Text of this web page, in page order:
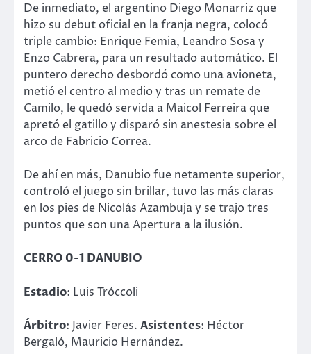
De inmediato, el argentino Diego Monarriz que
hizo su debut oficial en la franja negra, colocó
triple cambio: Enrique Femia, Leandro Sosa y
Enzo Cabrera, para un resultado automático. El
puntero derecho desbordó como una avioneta,
metió el centro al medio y tras un remate de
Camilo, le quedó servida a Maicol Ferreira que
apretó el gatillo y disparó sin anestesia sobre el
arco de Fabricio Correa.
De ahí en más, Danubio fue netamente superior,
controló el juego sin brillar, tuvo las más claras
en los pies de Nicolás Azambuja y se trajo tres
puntos que son una Apertura a la ilusión.
CERRO 0-1 DANUBIO
Estadio: Luis Tróccoli
Árbitro: Javier Feres. Asistentes: Héctor
Bergaló, Mauricio Hernández.